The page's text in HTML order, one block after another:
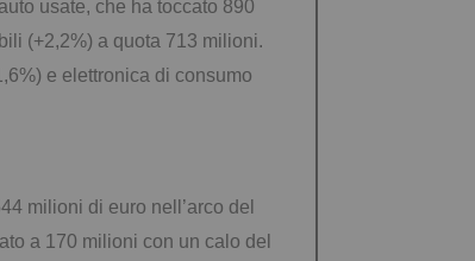
usate, che ha toccato 890
(+2,2%) a quota 713 milioni.
e elettronica di consumo
milioni di euro nell’arco del
a 170 milioni con un calo del